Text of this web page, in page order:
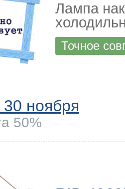
Лампа
Точное
30 ноября
50%